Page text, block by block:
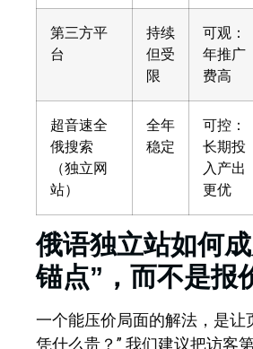
第三方平
台
持续
但受
限
可观：
年推广
费高
超音速全
俄搜索
（独立网
站）
全年
稳定
可控：
长期投
入产出
更优
俄语独立站如何
锚点”，而不是报
一个能压价局面的解法，是让
凭什么贵？” 我们建议把访客